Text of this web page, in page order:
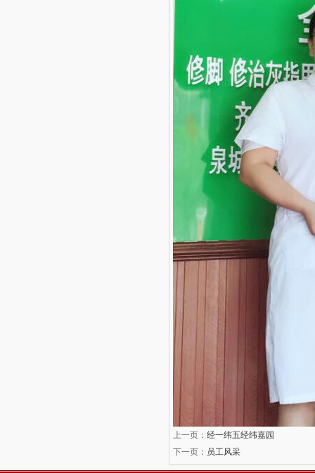
上一页： 经一纬五经纬嘉园
下一页： 员工风采